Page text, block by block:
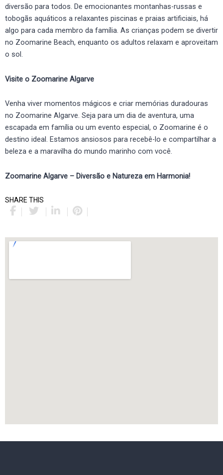
diversão para todos. De emocionantes montanhas-russas e
tobogãs aquáticos a relaxantes piscinas e praias artificiais, há
algo para cada membro da família. As crianças podem se divertir
no Zoomarine Beach, enquanto os adultos relaxam e aproveitam
o sol.
Visite o Zoomarine Algarve
Venha viver momentos mágicos e criar memórias duradouras
no Zoomarine Algarve. Seja para um dia de aventura, uma
escapada em família ou um evento especial, o Zoomarine é o
destino ideal. Estamos ansiosos para recebê-lo e compartilhar a
beleza e a maravilha do mundo marinho com você.
Zoomarine Algarve – Diversão e Natureza em Harmonia!
SHARE THIS